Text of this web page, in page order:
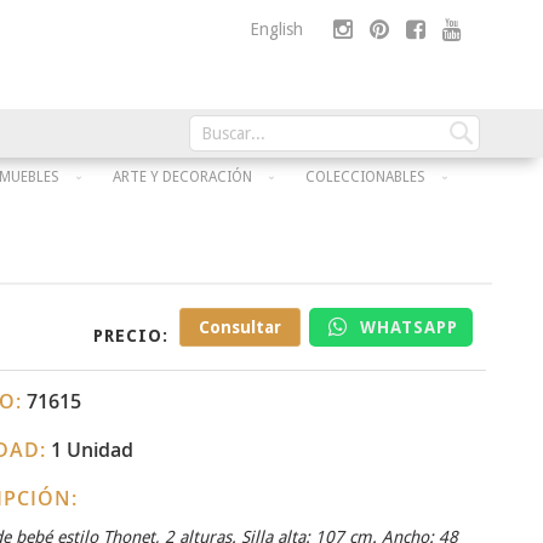
Skip
English
Buscar
MUEBLES ARTE Y DECORACIÓN COLECCIONABLES
Consultar WHATSAPP
PRECIO:
71615
1 Unidad
bebé estilo Thonet, 2 alturas. Silla alta: 107 cm. Ancho: 48